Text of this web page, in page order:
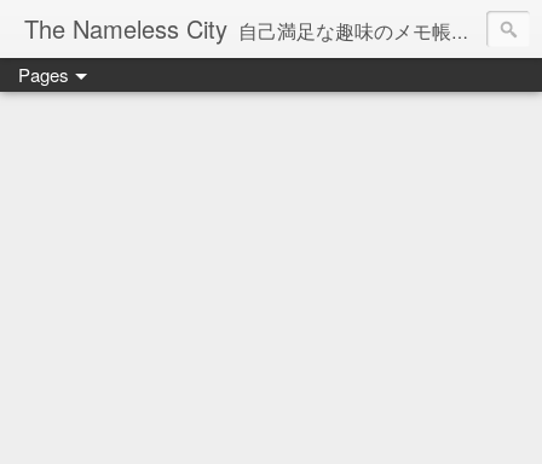
The Nameless City 自己満足な趣味のメモ帳です。現在欧州型H0鉄道模型をメインに書いています。
Pages